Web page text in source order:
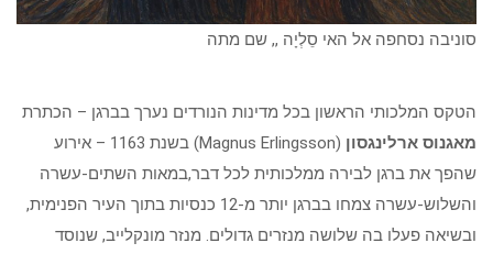
סוניבה נסחפה אל האי סֵלְיָה ,, שם מתה
הטקס המלכותי הראשון בכל מדינות הנורדים נערך בברגן – הכתרת
מאגנוס ארלינגסון
(Magnus Erlingsson) בשנת 1163 – אירוע
שהפך את ברגן לבירה ממלכותית לכל דבר,במאות השתים-עשרה
והשלוש-עשרה צמחו בברגן יותר מ-12 כנסיות בתוך העיר הפנימית,
ובשיאה פעלו בה שלושה מנזרים גדולים. מנזר מונקלייב, שנוסד